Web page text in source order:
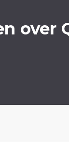
over